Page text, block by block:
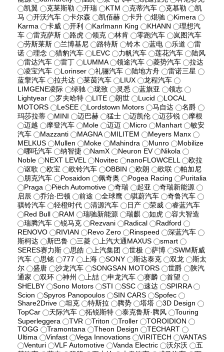
凯翼
克莱斯勒 开瑞 KTM 克蒂汽车 克慕勒
凯
马
开沃汽车 卡尔森 凯佰赫 卡升 焜驰
Kimera
Karma
卡威 开利 Karlmann King KHANN
理想汽
车
雷克萨斯 路虎 领克 林肯 零跑汽车
岚图汽车
劳斯莱斯
兰博基尼 路特斯 铃木 蓝电 乐道
雷
诺
理念 猎豹汽车 LEVC 力帆汽车 莲花汽车
陆风
雷达汽车
雷丁 LUMMA 领途汽车 菱势汽车
拉达
凌宝汽车
Lorinser 礼骊汽车 陆地方舟
雷诺三星
蓝擎汽车
拉共达 莱茵汽车 LIUX
龙程汽车
LIMGENE凌际
绿驰 珑致 灵悉 蓝旗亚
领志
Lightyear
罗夫哈特 LITE 朗世 Lucid
LOCAL
MOTORS
LeSEE Lordstown Motors 马自达
名爵
玛莎拉蒂
MINI 迈巴赫 猛士 迈凯伦 迈莎锐
摩根
迈越
摩登汽车 Mole 迈迈 Micro Manhart
敏安
汽车
Mazzanti MAGNA MILITEM
Meyers Manx
MELKUS
Mullen Moke Mahindra Munro
Mobilize
哪吒汽车
纳智捷 NamX Neuron EV
Nikola
Noble
NEXT LEVEL Novitec nanoFLOWCELL
欧拉
讴歌
欧宝 欧铃汽车 OBBIN 欧朗 欧联
帕加尼
朋克汽车
Posaidon 佩奇奥 Pogea Racing
Puritalia
Praga
Piëch Automotive 奇瑞 起亚
奇瑞新能源
启辰
乔治·巴顿 前途 全球鹰 骐蔚汽车
奇鲁汽车
骐铃汽车
轻橙时代 清源汽车 日产 荣威
睿蓝汽车
Red Bull
RAM 瑞驰新能源 瑞麒 如虎
容大智造
瑞腾汽车
锐马克 Rezvani Radical
Radford
RENOVO
RIVIAN Revo Zero Rinspeed
深蓝汽车
斯柯达
斯巴鲁 三菱 上汽大通MAXUS
smart
SERES赛力斯
思皓 上汽集团 世极 萨博
SWM斯威
汽车
思铭 777 上海 SONY 斯达泰克 双龙
斯太
尔
盛唐 沙龙汽车 SONGSAN MOTORS 世爵
陕汽
通家
双环 神州 上喆 申龙汽车 赛麟
首望
SHELBY
Sono Motors STI SSC 速达
SPIRRA
Scion
Spyros Panopoulos SIN CARS
Spofec
Share2Drive
坦克 特斯拉 腾势 塔塔
3D Design
TopCar
天际汽车 拓锐斯特 泰克鲁斯·腾风
Touring
Superleggera
TVR Triton Troller
TOROIDION
TOGG
Tramontana Theon Design
TECHART
Ultima
Vinfast Vega Innovations VIRITECH
VANTAS
Venturi
VLF Automotive Vanda Electric 沃尔沃
五